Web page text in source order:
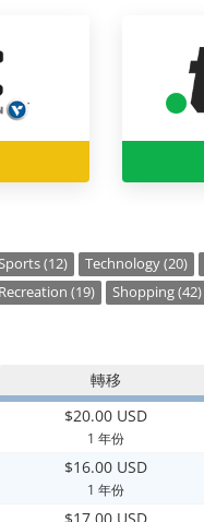
(12) Technology (20)
(19) Shopping (42)
轉移
$20.00 USD
1 年份
$16.00 USD
1 年份